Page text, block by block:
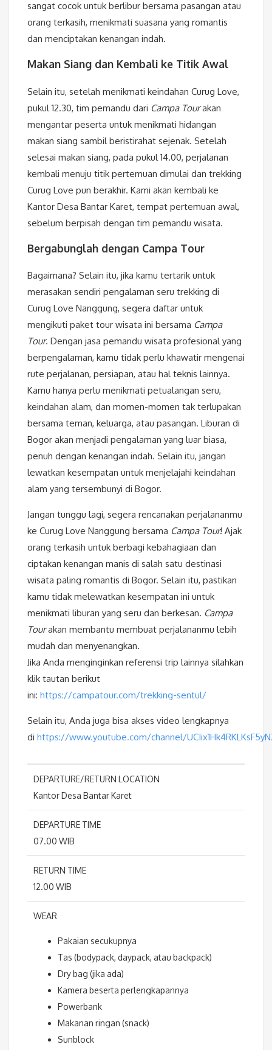
sangat cocok untuk berlibur bersama pasangan atau
orang terkasih, menikmati suasana yang romantis
dan menciptakan kenangan indah.
Makan Siang dan Kembali ke Titik Awal
Selain itu, setelah menikmati keindahan Curug Love,
pukul 12.30, tim pemandu dari Campa Tourakan
mengantar peserta untuk menikmati hidangan
makan siang sambil beristirahat sejenak. Setelah
selesai makan siang, pada pukul 14.00, perjalanan
kembali menuju titik pertemuan dimulai dan trekking
Curug Love pun berakhir. Kami akan kembali ke
Kantor Desa Bantar Karet, tempat pertemuan awal,
sebelum berpisah dengan tim pemandu wisata.
Bergabunglah dengan Campa Tour
Bagaimana? Selain itu, jika kamu tertarik untuk
merasakan sendiri pengalaman seru trekking di
Curug Love Nanggung, segera daftar untuk
mengikuti paket tour wisata ini bersama Campa
Tour. Dengan jasa pemandu wisata profesional yang
berpengalaman, kamu tidak perlu khawatir mengenai
rute perjalanan, persiapan, atau hal teknis lainnya.
Kamu hanya perlu menikmati petualangan seru,
keindahan alam, dan momen-momen tak terlupakan
bersama teman, keluarga, atau pasangan. Liburan di
Bogor akan menjadi pengalaman yang luar biasa,
penuh dengan kenangan indah. Selain itu, jangan
lewatkan kesempatan untuk menjelajahi keindahan
alam yang tersembunyi di Bogor.
Jangan tunggu lagi, segera rencanakan perjalananmu
ke Curug Love Nanggung bersama Campa Tour! Ajak
orang terkasih untuk berbagi kebahagiaan dan
ciptakan kenangan manis di salah satu destinasi
wisata paling romantis di Bogor. Selain itu, pastikan
kamu tidak melewatkan kesempatan ini untuk
menikmati liburan yang seru dan berkesan. Campa
Tourakan membantu membuat perjalananmu lebih
mudah dan menyenangkan.
Jika Anda menginginkan referensi trip lainnya silahkan
klik tautan berikut
ini: https://campatour.com/trekking-sentul/
Selain itu, Anda juga bisa akses video lengkapnya
di https://www.youtube.com/channel/
DEPARTURE/RETURN LOCATION
Kantor Desa Bantar Karet
DEPARTURE TIME
07.00 WIB
RETURN TIME
12.00 WIB
WEAR
Pakaian secukupnya
Tas (bodypack, daypack, atau backpack)
Dry bag (jika ada)
Kamera beserta perlengkapannya
Powerbank
Makanan ringan (snack)
Sunblock